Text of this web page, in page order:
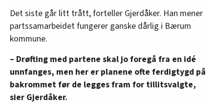
Det siste går litt trått, forteller Gjerdåker. Han mener
partssamarbeidet fungerer ganske dårlig i Bærum
kommune.
– Drøfting med partene skal jo foregå fra en idé
unnfanges, men her er planene ofte ferdigtygd på
bakrommet før de legges fram for tillitsvalgte,
sier Gjerdåker.